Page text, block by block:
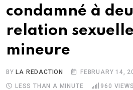
condamné à
relation
mineure
BYLA REDACTION FEBRUARY 14,
LESS THAN A MINUTE
960 VIEWS